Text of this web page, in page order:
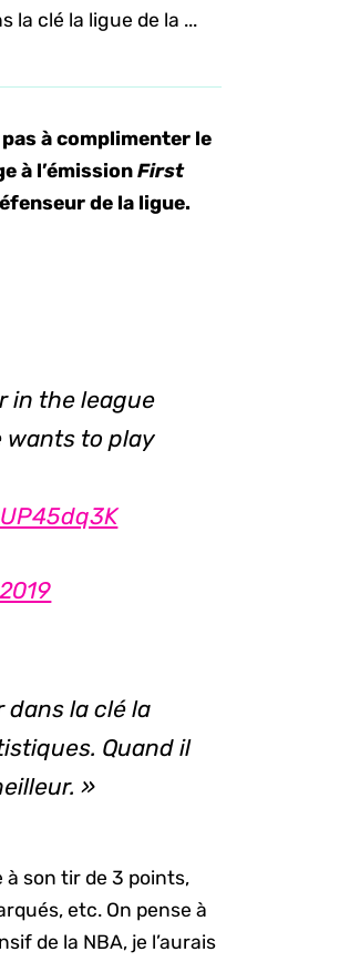
la clé la ligue de la ...
à complimenter le
à l’émissionFirst
de la ligue.
in the league
wants to play
la clé la
Quand il
»
à son tir de 3 points,
etc. On pense à
de la NBA, je l’aurais